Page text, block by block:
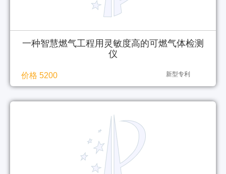
一种智慧燃气工程用灵敏度高的可燃气体检测
仪
价格 5200 新型专利